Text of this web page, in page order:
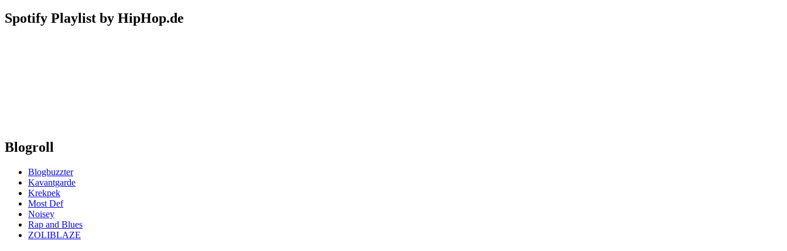
Spotify Playlist by HipHop.de
Blogroll
Blogbuzzter
Kavantgarde
Krekpek
Most Def
Noisey
Rap and Blues
ZOLIBLAZE